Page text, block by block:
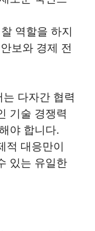
역할을 하지
보와 경제 전
다자간 협력
기술 경쟁력
야 합니다.
적 대응만이
있는 유일한